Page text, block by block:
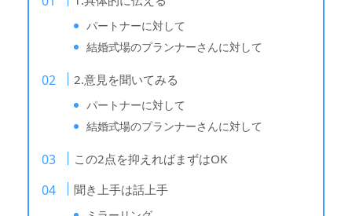
パートナーに対して
結婚式場のプランナーさんに対して
2.意見を聞いてみる
パートナーに対して
結婚式場のプランナーさんに対して
この2点を抑えればまずはOK
聞き上手は話上手